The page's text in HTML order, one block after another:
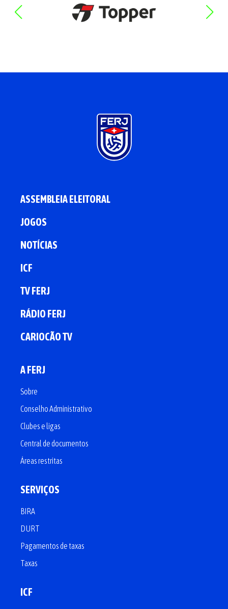
ASSEMBLEIA ELEITORAL
JOGOS
NOTÍCIAS
ICF
TV FERJ
RÁDIO FERJ
CARIOCÃO TV
A FERJ
Sobre
Conselho Administrativo
Clubes e ligas
Central de documentos
Áreas restritas
SERVIÇOS
BIRA
DURT
Pagamentos de taxas
Taxas
ICF